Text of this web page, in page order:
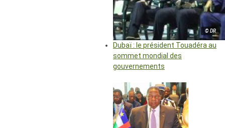
© DR
Dubaï : le président Touadéra au
sommet mondial des
gouvernements